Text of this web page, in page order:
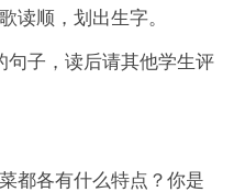
读顺，划出生字。
句子，读后请其他学生评
都各有什么特点？你是